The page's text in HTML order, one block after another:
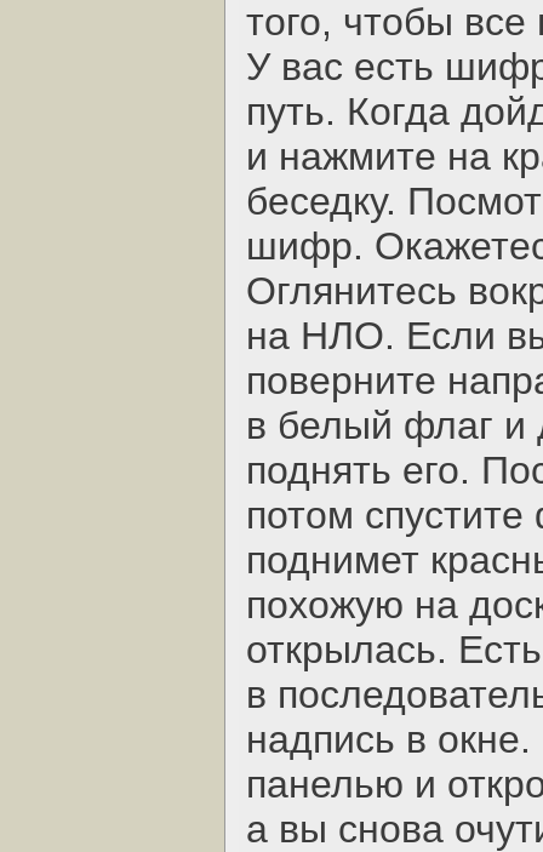
того, чтобы все
У вас есть
путь. Когда
и нажмите на
беседку.
шифр.
Оглянитесь
на НЛО. Если
поверните
в белый флаг и
поднять его.
потом
поднимет
похожую на
открылась.
в
надпись в
панелью и
а вы снова